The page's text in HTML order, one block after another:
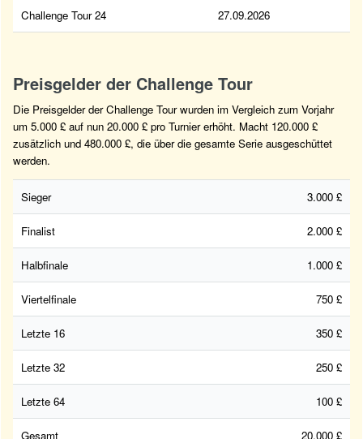
Challenge Tour 24 27.09.2026
Preisgelder der Challenge Tour
Die Preisgelder der Challenge Tour wurden im Vergleich zum Vorjahr
um 5.000 £ auf nun 20.000 £ pro Turnier erhöht. Macht 120.000 £
zusätzlich und 480.000 £, die über die gesamte Serie ausgeschüttet
werden.
Sieger 3.000 £
Finalist 2.000 £
Halbfinale 1.000 £
Viertelfinale 750 £
Letzte 16 350 £
Letzte 32 250 £
Letzte 64 100 £
Gesamt 20.000 £